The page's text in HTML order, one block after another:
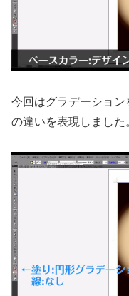
今回はグラデーショ
の違いを表現しました。